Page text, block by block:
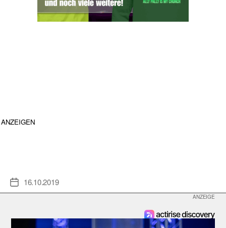
ANZEIGEN
Veröffentlichungsdatum
16.10.2019